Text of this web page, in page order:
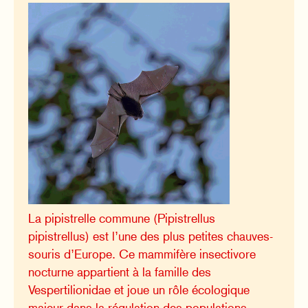
La pipistrelle commune (Pipistrellus
pipistrellus) est l’une des plus petites chauves-
souris d’Europe. Ce mammifère insectivore
nocturne appartient à la famille des
Vespertilionidae et joue un rôle écologique